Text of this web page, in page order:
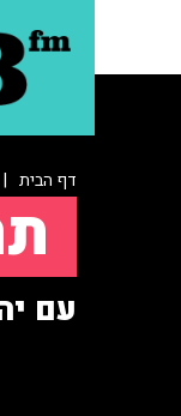
דף הבית |
עם